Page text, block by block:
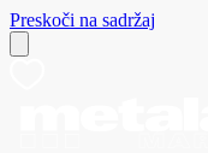
Preskoči na sadržaj